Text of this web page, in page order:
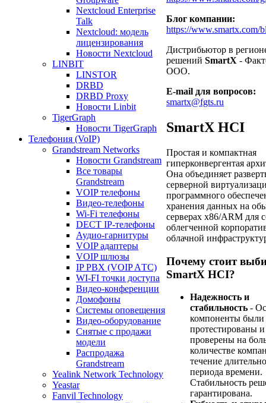
Nextcloud Enterprise
Talk
Nextcloud: модель
лицензирования
Новости Nextcloud
LINBIT
LINSTOR
DRBD
DRBD Proxy
Новости Linbit
TigerGraph
Новости TigerGraph
Телефония (VoIP)
Grandstream Networks
Новости Grandstream
Все товары
Grandstream
VOIP телефоны
Видео-телефоны
Wi-Fi телефоны
DECT IP-телефоны
Аудио-гарнитуры
VOIP адаптеры
VOIP шлюзы
IP PBX (VOIP AТС)
WI-FI точки доступа
Видео-конференции
Домофоны
Системы оповещения
Видео-оборудование
Снятые с продажи
модели
Распродажа
Grandstream
Yealink Network Technology
Yeastar
Fanvil Technology
Блог компании:
https://www.smartx.com/
Дистрибьютор в
решений SmartX -
ООО.
E-mail для вопросов:
smartx@fgts.ru
SmartX HCI
Простая и компактная
гиперконвергентая
Она объединяет
серверной
программного
хранения данных на
серверах x86/ARM для
облегченной
облачной
Почему стоит
SmartX HCI?
Надежность и
стабильность -
компоненты были
протестированы и
проверены на
количестве
течение
периода времени.
Стабильность
гарантирована.